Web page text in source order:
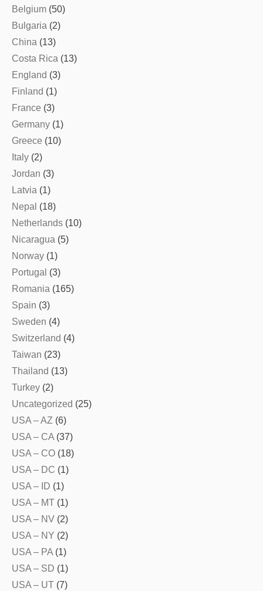
Belgium (50)
Bulgaria (2)
China (13)
Costa Rica (13)
England (3)
Finland (1)
France (3)
Germany (1)
Greece (10)
Italy (2)
Jordan (3)
Latvia (1)
Nepal (18)
Netherlands (10)
Nicaragua (5)
Norway (1)
Portugal (3)
Romania (165)
Spain (3)
Sweden (4)
Switzerland (4)
Taiwan (23)
Thailand (13)
Turkey (2)
Uncategorized (25)
USA – AZ (6)
USA – CA (37)
USA – CO (18)
USA – DC (1)
USA – ID (1)
USA – MT (1)
USA – NV (2)
USA – NY (2)
USA – PA (1)
USA – SD (1)
USA – UT (7)